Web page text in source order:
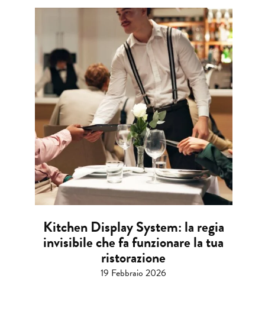
Kitchen Display System: la regia
invisibile che fa funzionare la tua
ristorazione
19 Febbraio 2026